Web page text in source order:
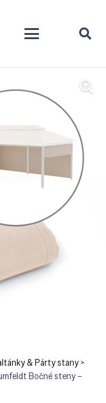
& Párty stany >
Bočné steny –